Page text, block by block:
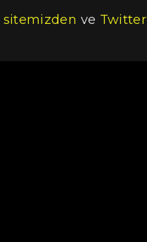
sitemizden ve Twitter